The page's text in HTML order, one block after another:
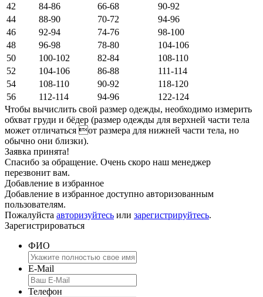
42
84-86 66-68
90-92
44
88-90 70-72
94-96
46
92-94 74-76
98-100
48
96-98 78-80
104-106
50
100-102 82-84
108-110
52
104-106 86-88
111-114
54
108-110 90-92
118-120
56
112-114 94-96
122-124
Чтобы вычислить свой размер одежды, необходимо измерить
обхват груди и бёдер (размер одежды для верхней части тела
может отличаться от размера для нижней части тела, но
обычно они близки).
Заявка принята!
Спасибо за обращение. Очень скоро наш менеджер
перезвонит вам.
Добавление в избранное
Добавление в избранное доступно авторизованным
пользователям.
Пожалуйста авторизуйтесь или зарегистрируйтесь.
Зарегистрироваться
ФИО
E-Mail
Телефон